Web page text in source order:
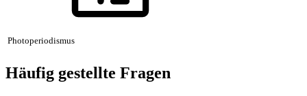
Photoperiodismus
Häufig gestellte Fragen